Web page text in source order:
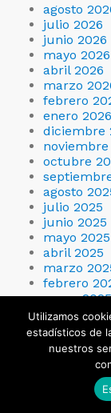
agosto
julio 2026
junio 2026
mayo 2026
abril 2026
marzo
febrero
enero 2026
diciembre
noviembre
octubre
agosto
julio 2025
junio 2025
mayo 2025
abril 2025
marzo
febrero
enero
diciembre
octubre
agosto
julio 2024
junio 2024
Utilizamos
estadísticos de
nuestros